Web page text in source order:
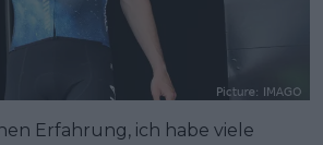
Erfahrung, ich habe viele